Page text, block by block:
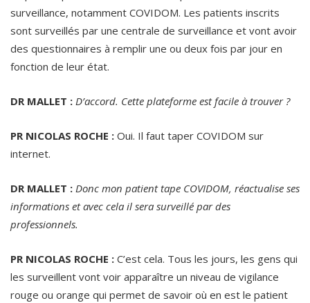
surveillance, notamment COVIDOM. Les patients inscrits
sont surveillés par une centrale de surveillance et vont avoir
des questionnaires à remplir une ou deux fois par jour en
fonction de leur état.
DR MALLET : D’accord. Cette plateforme est facile à trouver ?
PR NICOLAS ROCHE : Oui. Il faut taper COVIDOM sur
internet.
DR MALLET : Donc mon patient tape COVIDOM, réactualise ses
informations et avec cela il sera surveillé par des
professionnels.
PR NICOLAS ROCHE : C’est cela. Tous les jours, les gens qui
les surveillent vont voir apparaître un niveau de vigilance
rouge ou orange qui permet de savoir où en est le patient